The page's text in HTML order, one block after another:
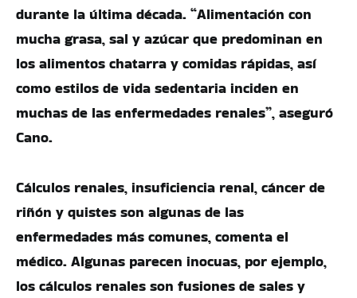
durante la última década. “Alimentación con
mucha grasa, sal y azúcar que predominan en
los alimentos chatarra y comidas rápidas, así
como estilos de vida sedentaria inciden en
muchas de las enfermedades renales”, aseguró
Cano.
Cálculos renales, insuficiencia renal, cáncer de
riñón y quistes son algunas de las
enfermedades más comunes, comenta el
médico. Algunas parecen inocuas, por ejemplo,
los cálculos renales son fusiones de sales y